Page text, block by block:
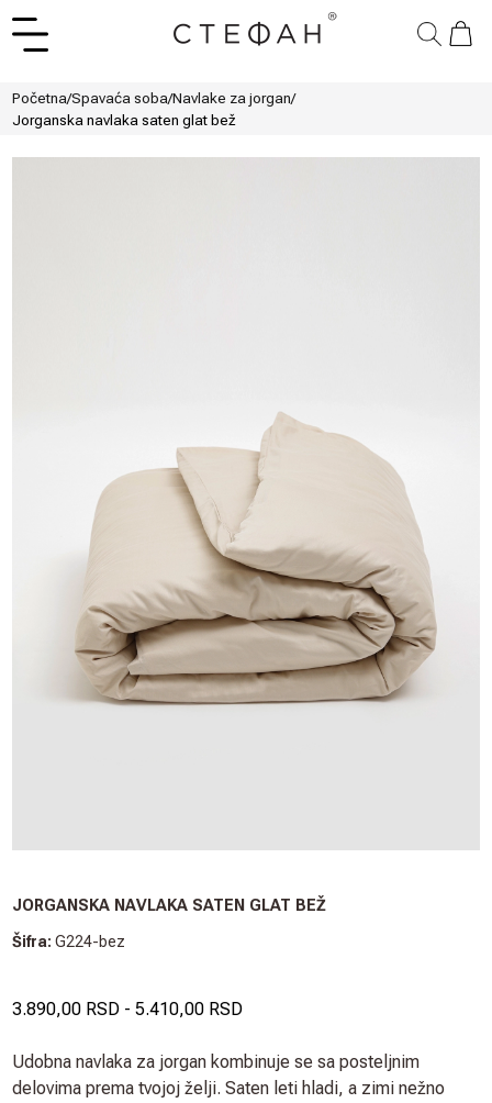
Početna/Spavaća soba/Navlake za jorgan/
Jorganska navlaka saten glat bež
JORGANSKA NAVLAKA SATEN GLAT BEŽ
Šifra: G224-bez
3.890,00 RSD - 5.410,00 RSD
Udobna navlaka za jorgan kombinuje se sa posteljnim
delovima prema tvojoj želji. Saten leti hladi, a zimi nežno